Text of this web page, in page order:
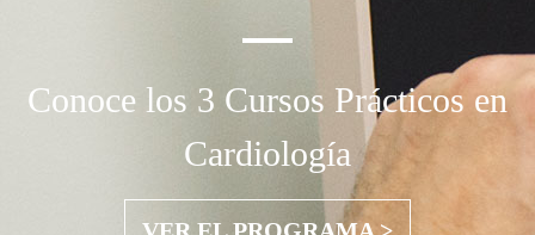
Conoce los 3 Cursos Prácticos en
Cardiología